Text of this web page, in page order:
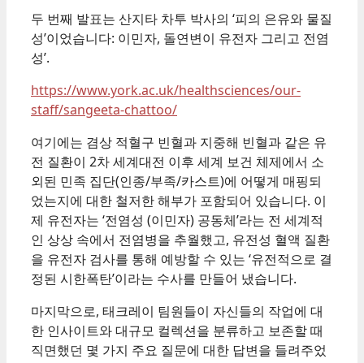
두 번째 발표는 산지타 차투 박사의 ‘피의 은유와 물질
성’이었습니다: 이민자, 돌연변이 유전자 그리고 전염
성’.
https://www.york.ac.uk/healthsciences/our-
staff/sangeeta-chattoo/
여기에는 겸상 적혈구 빈혈과 지중해 빈혈과 같은 유
전 질환이 2차 세계대전 이후 세계 보건 체제에서 소
외된 민족 집단(인종/부족/카스트)에 어떻게 매핑되
었는지에 대한 철저한 해부가 포함되어 있습니다. 이
제 유전자는 ‘전염성 (이민자) 공동체’라는 전 세계적
인 상상 속에서 전염병을 추월했고, 유전성 혈액 질환
을 유전자 검사를 통해 예방할 수 있는 ‘유전적으로 결
정된 시한폭탄’이라는 수사를 만들어 냈습니다.
마지막으로, 태크레이 팀원들이 자신들의 작업에 대
한 인사이트와 대규모 컬렉션을 분류하고 보존할 때
직면했던 몇 가지 주요 질문에 대한 답변을 들려주었